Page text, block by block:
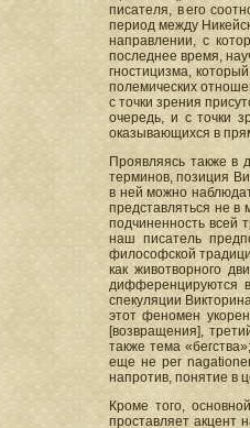
писателя, в его
период между
направлении, с
последнее время,
гностицизма,
полемических
с точки зрения
очередь, и с точки
оказывающихся в
Проявляясь также в
терминов, позиция
в ней можно
представляться не в
подчиненность всей
наш писатель
философской
как животворного
дифференцируются
спекуляции
этот феномен
[возвращения],
также тема
еще не per
напротив, понятие в
Кроме того,
проставляет акцент